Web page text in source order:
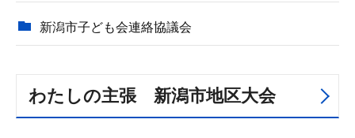
新潟市子ども会連絡協議会
わたしの主張 新潟市地区大会